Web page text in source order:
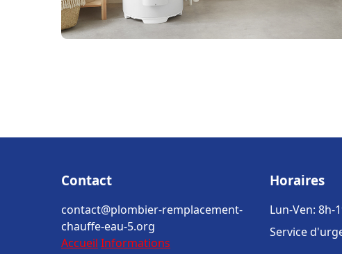
Contact
contact@plombier-remplacement-
chauffe-eau-5.org
Accueil Informations
Horaires
Lun-Ven: 8h-
Service